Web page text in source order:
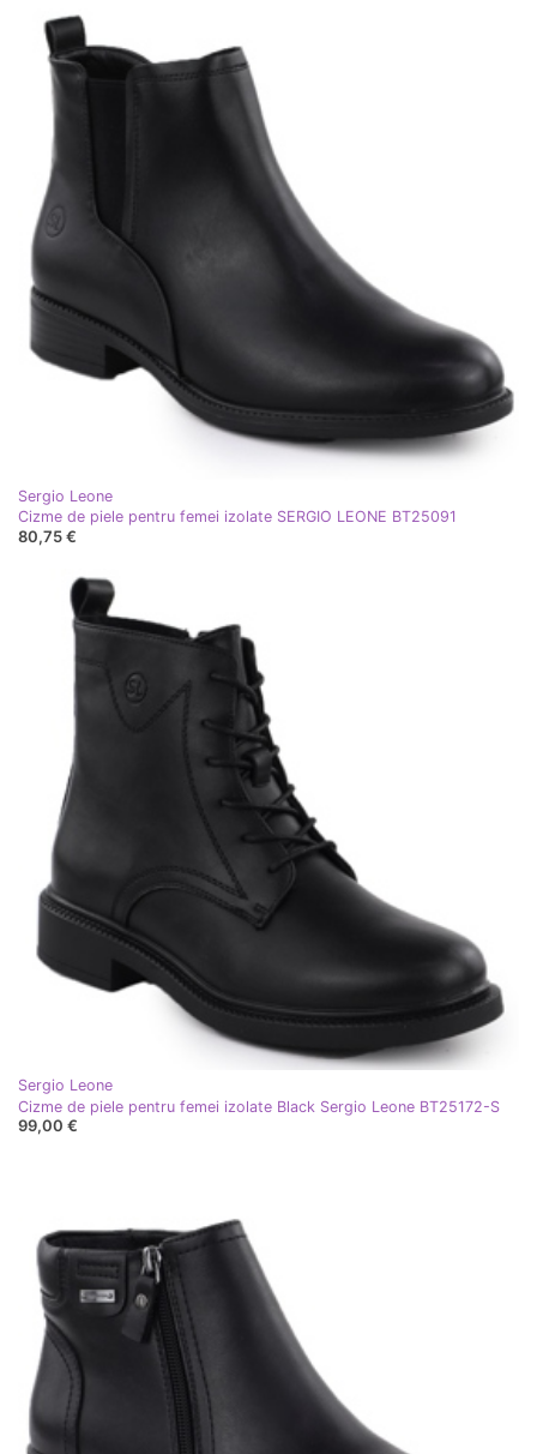
Sergio Leone
Cizme de piele pentru femei izolate SERGIO LEONE BT25091
80,75 €
Sergio Leone
Cizme de piele pentru femei izolate Black Sergio Leone BT25172-S
99,00 €